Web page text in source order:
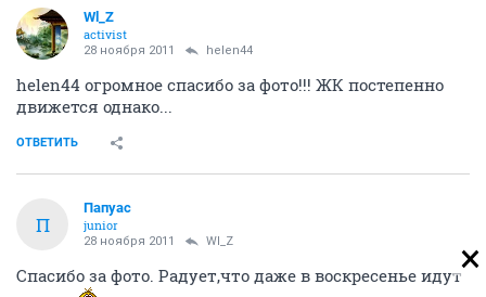
Wl_Z
activist
28 ноября 2011 helen44
helen44 огромное спасибо за фото!!! ЖК постепенно
движется однако...
ОТВЕТИТЬ
П
Папуас
junior
28 ноября 2011 Wl_Z
Спасибо за фото. Радует,что даже в воскресенье идут